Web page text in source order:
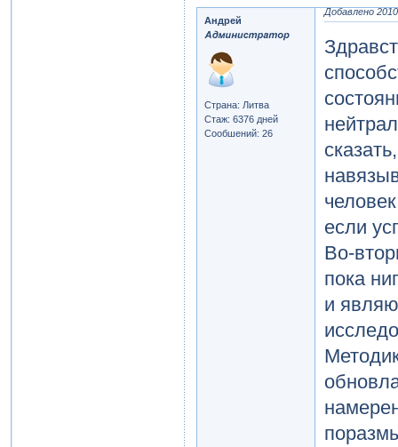
Андрей
Страна: Литва
Стаж: 6376 дней
Сообшений: 26
Добавлено
если
Во-
пока
и